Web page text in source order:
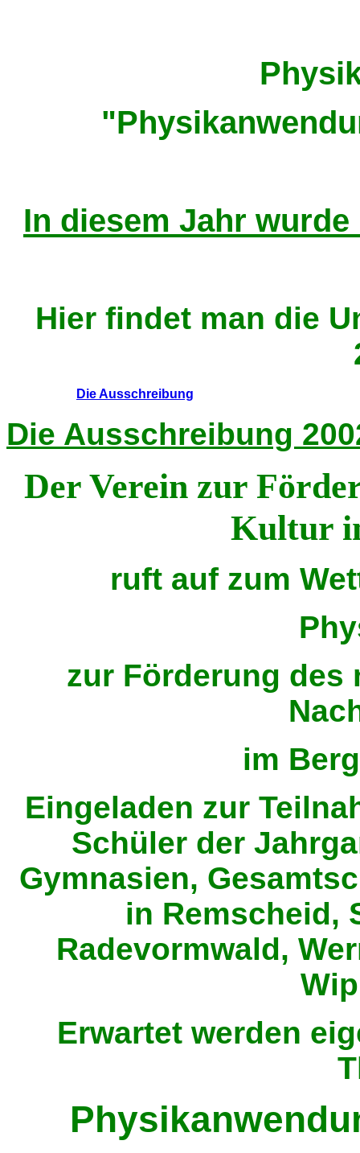
In diesem Jahr
Hier findet man die
Die Ausschreibung
Die Ausschreibung
Der Verein zur
Kultur
ruft auf zum
zur Förderung
im
Eingeladen zur
Schüler der
Gymnasien,
in Remscheid,
Radevormwald,
Erwartet werden